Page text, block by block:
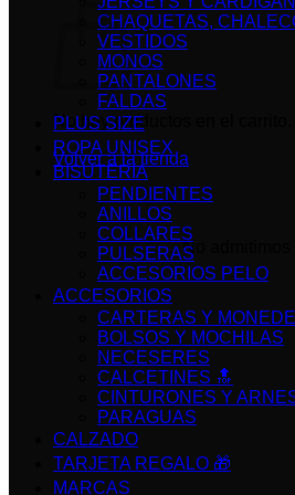
No hay productos en el carrito.
Volver a la tienda
No admitimos
CHAQUETAS,
VESTIDOS
MONOS
PANTALONES
FALDAS
PLUS SIZE
ROPA UNISEX
BISUTERIA
PENDIENTES
ANILLOS
COLLARES
PULSERAS
ACCESORIOS PELO
ACCESORIOS
CARTERAS Y
BOLSOS Y MOCHILAS
NECESERES
CALCETINES 🔝
CINTURONES Y
PARAGUAS
CALZADO
TARJETA REGALO 🎁
MARCAS